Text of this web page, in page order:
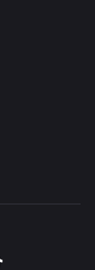
da
observando-
o disposto
Apelação da
do